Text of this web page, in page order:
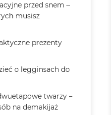
przed snem –
musisz
prezenty
o legginsach do
twarzy –
na demakijaż